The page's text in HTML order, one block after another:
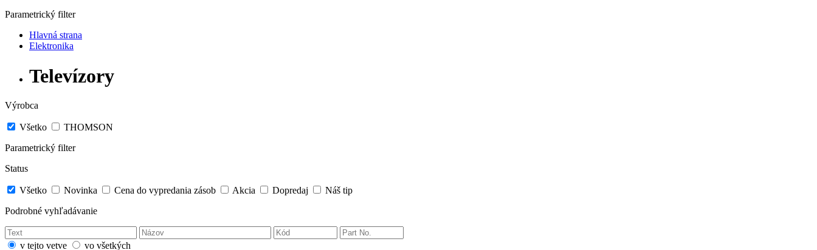
Parametrický filter
Hlavná strana
Elektronika
Televízory
Výrobca
Všetko
THOMSON
Parametrický filter
Status
Všetko Novinka Cena do vypredania zásob Akcia Dopredaj
Náš tip
Podrobné vyhľadávanie
v tejto vetve vo všetkých